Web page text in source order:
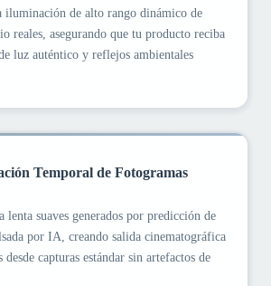
de alto rango dinámico de
reales, asegurando que tu producto reciba
luz auténtico y reflejos ambientales
Temporal de Fotogramas
lenta suaves generados por predicción de
por IA, creando salida cinematográfica
capturas estándar sin artefactos de